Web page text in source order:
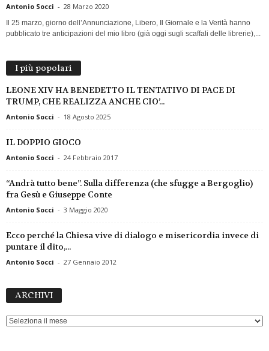
Antonio Socci - 28 Marzo 2020
Il 25 marzo, giorno dell’Annunciazione, Libero, Il Giornale e la Verità hanno
pubblicato tre anticipazioni del mio libro (già oggi sugli scaffali delle librerie),...
I più popolari
LEONE XIV HA BENEDETTO IL TENTATIVO DI PACE DI
TRUMP, CHE REALIZZA ANCHE CIO’...
Antonio Socci - 18 Agosto 2025
IL DOPPIO GIOCO
Antonio Socci - 24 Febbraio 2017
“Andrà tutto bene”. Sulla differenza (che sfugge a Bergoglio)
fra Gesù e Giuseppe Conte
Antonio Socci - 3 Maggio 2020
Ecco perché la Chiesa vive di dialogo e misericordia invece di
puntare il dito,...
Antonio Socci - 27 Gennaio 2012
ARCHIVI